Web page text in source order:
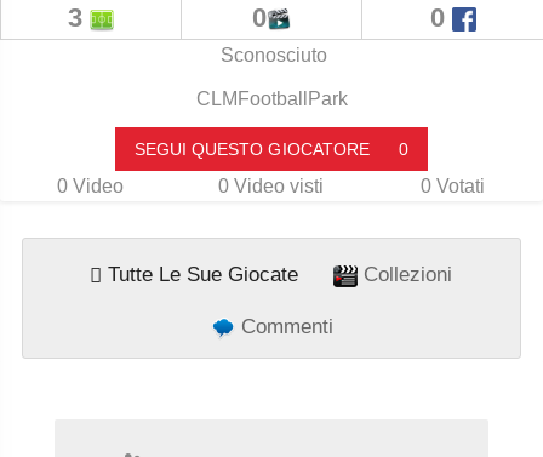
3 0 0
Sconosciuto
CLMFootballPark
SEGUI QUESTO GIOCATORE 0
0 Video 0 Video visti 0 Votati
Tutte Le Sue Giocate Collezioni
Commenti